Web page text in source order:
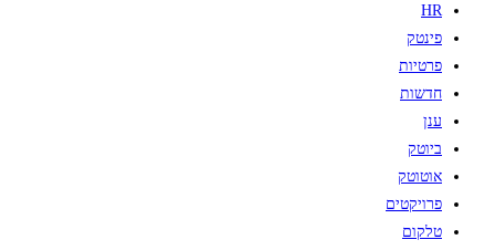
HR
פינטק
פרטיות
חדשות
ענן
ביוטק
אוטוטק
פרויקטים
טלקום